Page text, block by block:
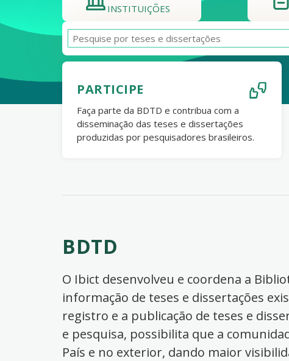
INSTITUIÇÕES
PARTICIPE
Faça parte da BDTD e contribua com a
disseminação das teses e dissertações
produzidas por pesquisadores brasileiros.
BDTD
O Ibict desenvolveu e coordena a
informação de teses e dissertações
registro e a publicação de teses e
e pesquisa, possibilita que a
País e no exterior, dando maior